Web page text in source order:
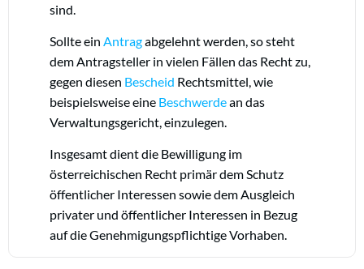
sind.
Sollte ein Antragabgelehnt werden, so steht
dem Antragsteller in vielen Fällen das Recht zu,
gegen diesen Bescheid Rechtsmittel, wie
beispielsweise eine Beschwerdean das
Verwaltungsgericht, einzulegen.
Insgesamt dient die Bewilligung im
österreichischen Recht primär dem Schutz
öffentlicher Interessen sowie dem Ausgleich
privater und öffentlicher Interessen in Bezug
auf die Genehmigungspflichtige Vorhaben.